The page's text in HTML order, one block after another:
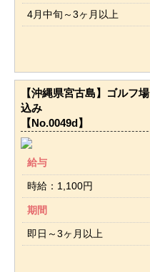
4月中旬～3ヶ月以上
【沖縄県宮古島】ゴルフ
込み
【No.0049d】
給与
時給：1,100円
期間
即日～3ヶ月以上